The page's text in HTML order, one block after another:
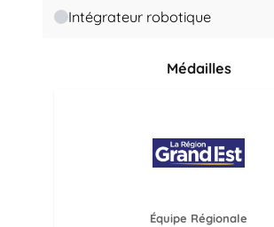
Intégrateur robotique
Médailles
Équipe Régionale